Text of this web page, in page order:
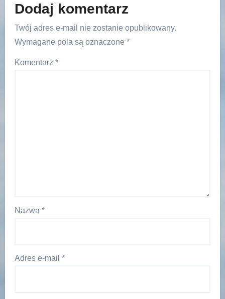
Dodaj komentarz
Twój adres e-mail nie zostanie opublikowany.
Wymagane pola są oznaczone *
Komentarz *
Nazwa *
Adres e-mail *